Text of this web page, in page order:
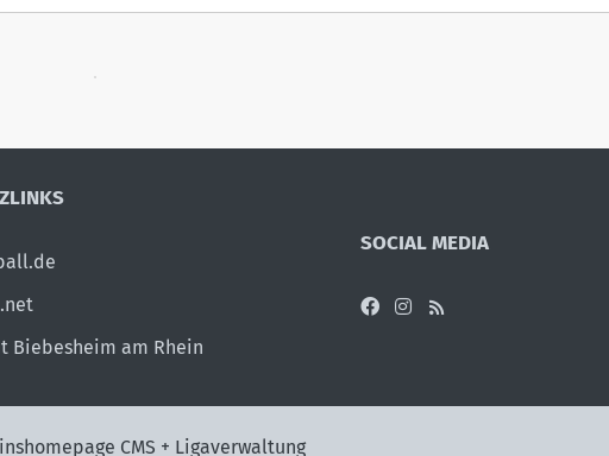
Biebesheim am Rhein
SOCIAL MEDIA
CMS + Ligaverwaltung